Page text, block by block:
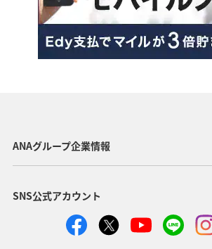
ANAグループ企業情報
SNS公式アカウント